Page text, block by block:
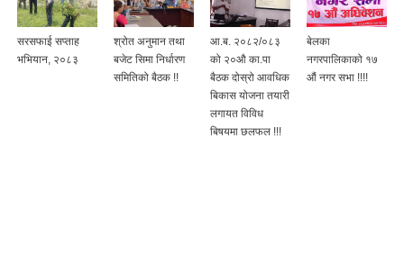
सरसफाई सप्ताह
भभियान, २०८३
श्रोत अनुमान तथा
बजेट सिमा निर्धारण
समितिको बैठक !!
आ.ब. २०८२/०८३
को २०औ का.पा
बैठक दोस्रो आवधिक
बिकास योजना तयारी
लगायत विविध
बिषयमा छलफल !!!
बेलका
नगरपालिकाको १७
औं नगर सभा !!!!